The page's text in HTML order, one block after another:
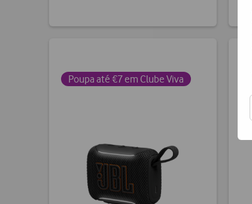
Poupa até €7 em Clube Viva